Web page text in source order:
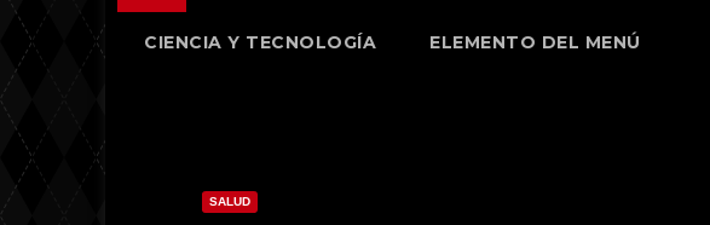
CIENCIA Y TECNOLOGÍA ELEMENTO DEL MENÚ
SALUD